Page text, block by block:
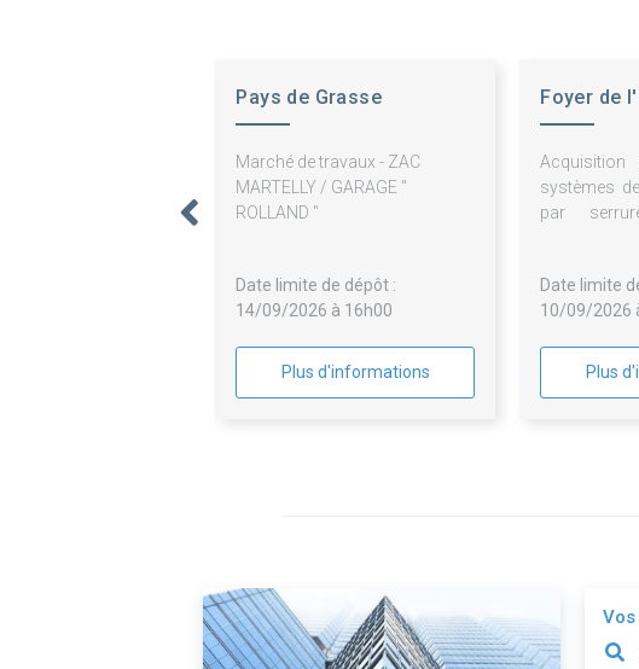
Pays de Grasse
Marché de travaux - ZAC
MARTELLY / GARAGE "
ROLLAND "
Date limite de dépôt :
14/09/2026 à 16h00
Plus d'informations
Foyer de
Acquisition
systèmes
par
Date limite
10/09/2026
Plus